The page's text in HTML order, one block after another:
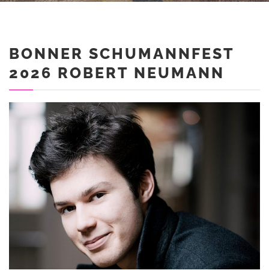
BONNER SCHUMANNFEST
2026 ROBERT NEUMANN